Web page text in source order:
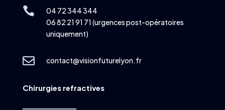

04 72 344 344
06 82 21 91 71 (urgences post-opératoires
uniquement)
 contact@visionfuturelyon.fr
Chirurgies refractives